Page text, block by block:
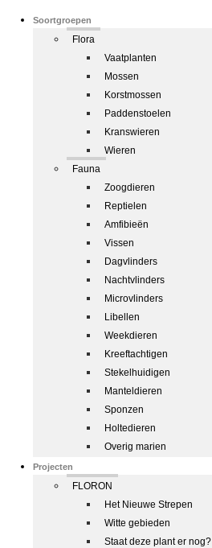
Soortgroepen
Flora
Vaatplanten
Mossen
Korstmossen
Paddenstoelen
Kranswieren
Wieren
Fauna
Zoogdieren
Reptielen
Amfibieën
Vissen
Dagvlinders
Nachtvlinders
Microvlinders
Libellen
Weekdieren
Kreeftachtigen
Stekelhuidigen
Manteldieren
Sponzen
Holtedieren
Overig marien
Projecten
FLORON
Het Nieuwe Strepen
Witte gebieden
Staat deze plant er nog?